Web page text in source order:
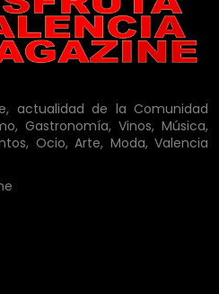
actualidad de la Comunidad
Gastronomía, Vinos, Música,
Ocio, Arte, Moda, Valencia